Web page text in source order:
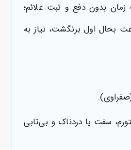
بدون دفع و ثبت علائم؛
بحال اول برنگشت، نیاز به
سفت یا دردناک و بی‌تابی